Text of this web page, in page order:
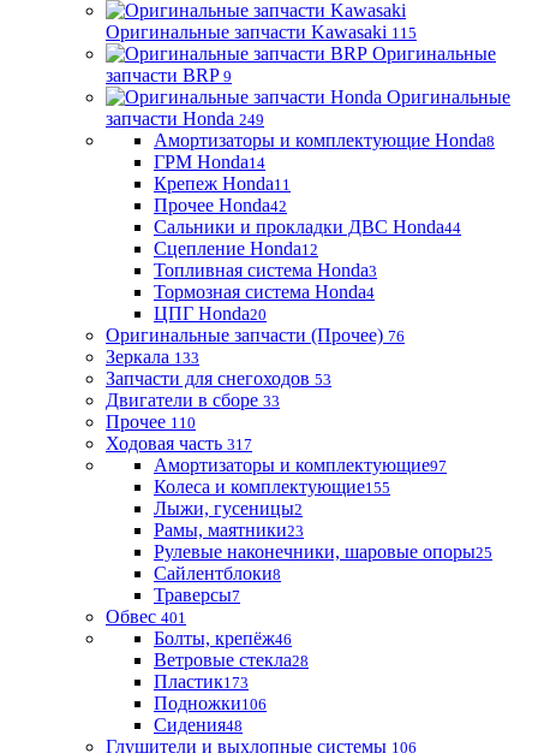
Оригинальные запчасти Kawasaki 115
Оригинальные
запчасти BRP 9
Оригинальные
запчасти Honda 249
Амортизаторы и комплектующие Honda8
ГРМ Honda14
Крепеж Honda11
Прочее Honda42
Сальники и прокладки ДВС Honda44
Сцепление Honda12
Топливная система Honda3
Тормозная система Honda4
ЦПГ Honda20
Оригинальные запчасти (Прочее) 76
Зеркала 133
Запчасти для снегоходов 53
Двигатели в сборе 33
Прочее 110
Ходовая часть 317
Амортизаторы и комплектующие97
Колеса и комплектующие155
Лыжи, гусеницы2
Рамы, маятники23
Рулевые наконечники, шаровые опоры25
Сайлентблоки8
Траверсы7
Обвес 401
Болты, крепёж46
Ветровые стекла28
Пластик173
Подножки106
Сидения48
Глушители и выхлопные системы 106